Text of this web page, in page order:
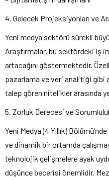
4. Gelecek Projeksiyonları ve
Yeni medya sektörü sürekli
Araştırmalar, bu sektördeki iş
artacağını göstermektedir.
pazarlama ve veri analitiği gibi
talep gören nitelikler arasında
5. Zorluk Derecesi ve
Yeni Medya (4 Yıllık)
ve dinamik bir ortamda
teknolojik gelişmelere ayak
düşünce becerisi önemlidir.